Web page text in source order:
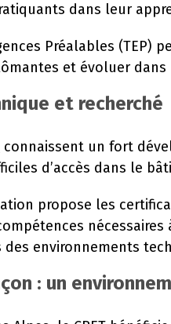
dans leur
Préalables
et évoluer
et recherché
connaissent un fort
d’accès dans le
propose les
environnements
: un